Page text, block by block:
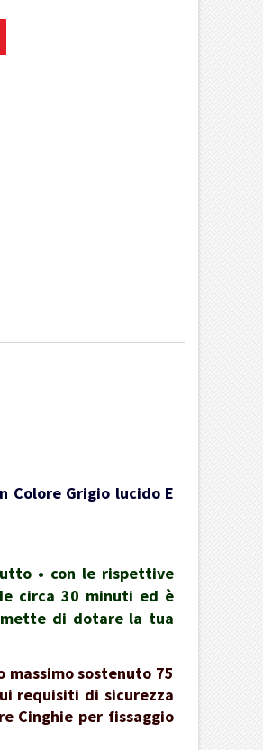
Colore Grigio lucido E
• con le rispettive
circa 30 minuti ed è
di dotare la tua
massimo sostenuto 75
requisiti di sicurezza
Cinghie per fissaggio